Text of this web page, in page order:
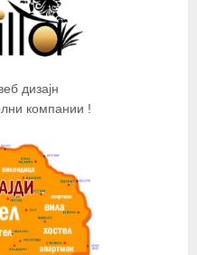
дизајн
компании !